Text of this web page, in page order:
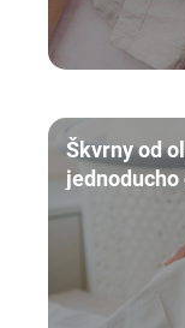
Škvrny od